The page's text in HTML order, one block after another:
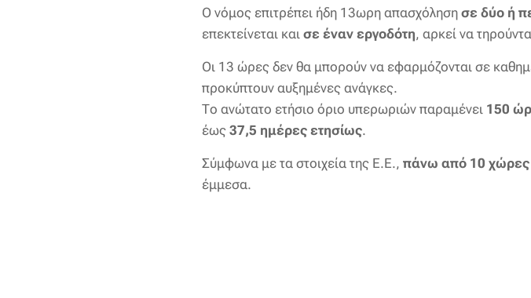
Ο νόμος επιτρέπει ήδη 13ωρη απασχόληση σε δύο ή
επεκτείνεται και σε έναν εργοδότη, αρκεί να
Οι 13 ώρες δεν θα μπορούν να εφαρμόζονται σε
προκύπτουν αυξημένες ανάγκες.
Το ανώτατο ετήσιο όριο υπερωριών παραμένει 150
έως 37,5 ημέρες ετησίως.
Σύμφωνα με τα στοιχεία της Ε.Ε., πάνω από 10 χώρες
έμμεσα.